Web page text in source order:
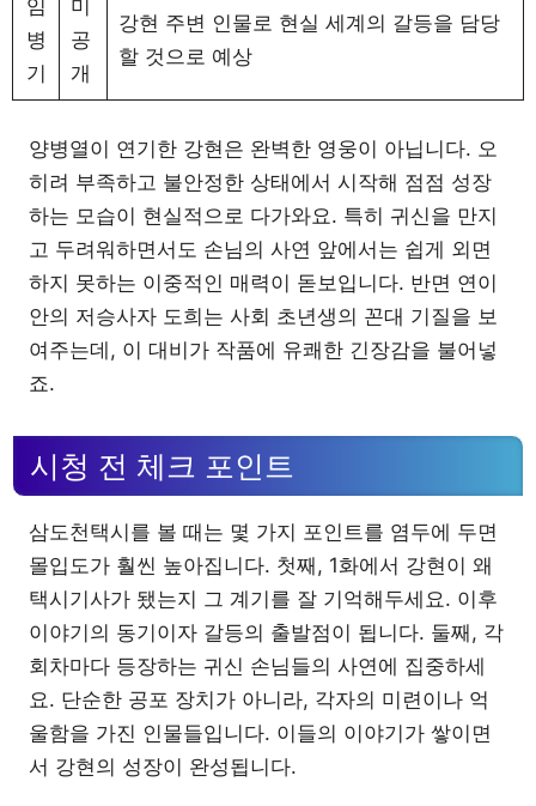
임
병
기
미
공
개
강현 주변 인물로 현실 세계의 갈등을 담당
할 것으로 예상
양병열이 연기한 강현은 완벽한 영웅이 아닙니다. 오
히려 부족하고 불안정한 상태에서 시작해 점점 성장
하는 모습이 현실적으로 다가와요. 특히 귀신을 만지
고 두려워하면서도 손님의 사연 앞에서는 쉽게 외면
하지 못하는 이중적인 매력이 돋보입니다. 반면 연이
안의 저승사자 도희는 사회 초년생의 꼰대 기질을 보
여주는데, 이 대비가 작품에 유쾌한 긴장감을 불어넣
죠.
시청 전 체크 포인트
삼도천택시를 볼 때는 몇 가지 포인트를 염두에 두면
몰입도가 훨씬 높아집니다. 첫째, 1화에서 강현이 왜
택시기사가 됐는지 그 계기를 잘 기억해두세요. 이후
이야기의 동기이자 갈등의 출발점이 됩니다. 둘째, 각
회차마다 등장하는 귀신 손님들의 사연에 집중하세
요. 단순한 공포 장치가 아니라, 각자의 미련이나 억
울함을 가진 인물들입니다. 이들의 이야기가 쌓이면
서 강현의 성장이 완성됩니다.